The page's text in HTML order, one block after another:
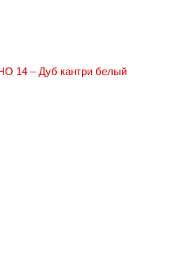
14 – Дуб кантри белый